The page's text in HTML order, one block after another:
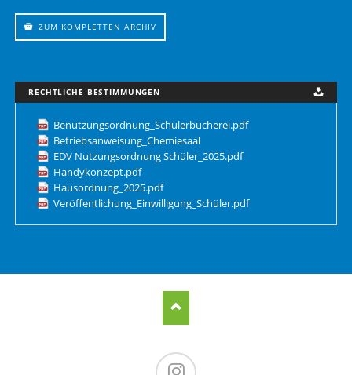
ZUM KOMPLETTEN ARCHIV
RECHTLICHE BESTIMMUNGEN
Benutzungsordnung_Schülerbücherei.pdf
Betriebsanweisung_Chemiesaal
EDV Nutzungsordnung Schüler_2025.pdf
Handykonzept.pdf
Hausordnung_2025.pdf
Veröffentlichung_Einwilligung_Schüler.pdf